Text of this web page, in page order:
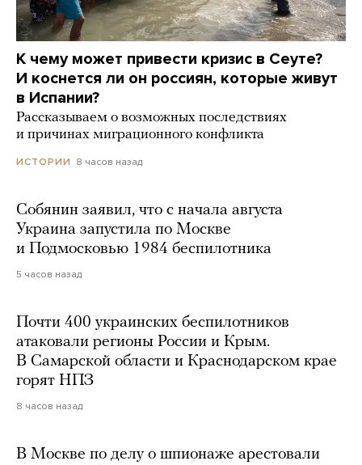
К чему может привести кризис в Сеуте?
И коснется ли он россиян, которые живут
в Испании?
Рассказываем о возможных последствиях
и причинах миграционного конфликта
ИСТОРИИ 8 часов назад
Собянин заявил, что с начала августа
Украина запустила по Москве
и Подмосковью 1984 беспилотника
5 часов назад
Почти 400 украинских беспилотников
атаковали регионы России и Крым.
В Самарской области и Краснодарском крае
горят НПЗ
8 часов назад
В Москве по делу о шпионаже арестовали